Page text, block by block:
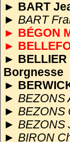
► BART
► BART
► BÉGON
►
►
Borgnesse
►
► BEZONS
► BEZONS
► BEZONS
► BIRON